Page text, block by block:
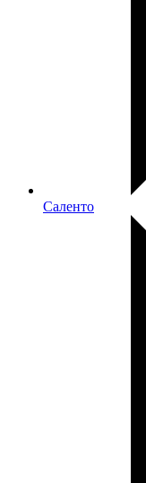
Саленто